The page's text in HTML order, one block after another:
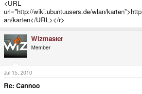
<URL
url="http://wiki.ubuntuusers.de/wlan/
an/karten</URL></r>
Wizmaster
Member
Jul 15, 2010
Re: Cannoo